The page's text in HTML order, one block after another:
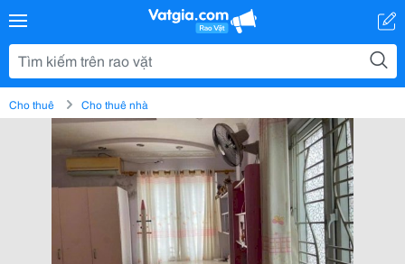
Cho thuê Cho thuê nhà